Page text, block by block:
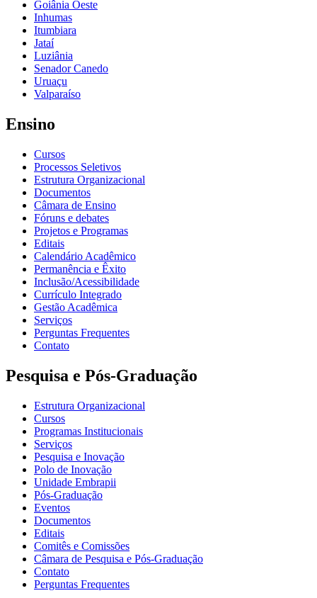
Goiânia Oeste
Inhumas
Itumbiara
Jataí
Luziânia
Senador Canedo
Uruaçu
Valparaíso
Ensino
Cursos
Processos Seletivos
Estrutura Organizacional
Documentos
Câmara de Ensino
Fóruns e debates
Projetos e Programas
Editais
Calendário Acadêmico
Permanência e Êxito
Inclusão/Acessibilidade
Currículo Integrado
Gestão Acadêmica
Serviços
Perguntas Frequentes
Contato
Pesquisa e Pós-Graduação
Estrutura Organizacional
Cursos
Programas Institucionais
Serviços
Pesquisa e Inovação
Polo de Inovação
Unidade Embrapii
Pós-Graduação
Eventos
Documentos
Editais
Comitês e Comissões
Câmara de Pesquisa e Pós-Graduação
Contato
Perguntas Frequentes